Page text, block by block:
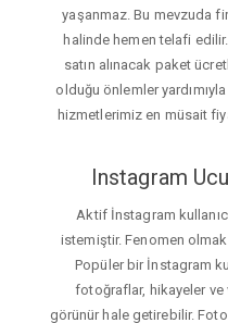
yaşanmaz. Bu mevzuda
halinde hemen telafi
satın alınacak paket
olduğu önlemler
hizmetlerimiz en müsait
Instagram
Aktif İnstagram
istemiştir. Fenomen
Popüler bir İnstagram
fotoğraflar, hikayeler
görünür hale getirebilir.